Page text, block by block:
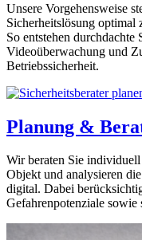
Unsere Vorgehensweise
Sicherheitslösung optimal
So entstehen
Videoüberwachung und
Betriebssicherheit.
Planung &
Wir beraten Sie
Objekt und analysieren
digital. Dabei
Gefahrenpotenziale